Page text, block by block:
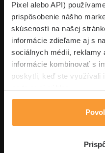
Pixel alebo API)
prispôsobenie nášho
skúseností na našej
informácie zdieľame aj s
sociálnych médií, reklamy
informácie kombinovať s
poskytli, keď ste využívali
Superpoistenie.sk
Informácie
Typy poistení
Volajte pon-
0850